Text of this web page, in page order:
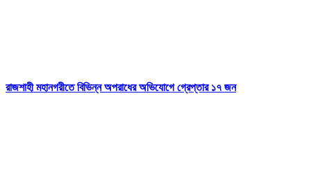
রাজশাহী মহানগরীতে বিভিন্ন অপরাধের অভিযোগে গ্রেপ্তার ১৭ জন